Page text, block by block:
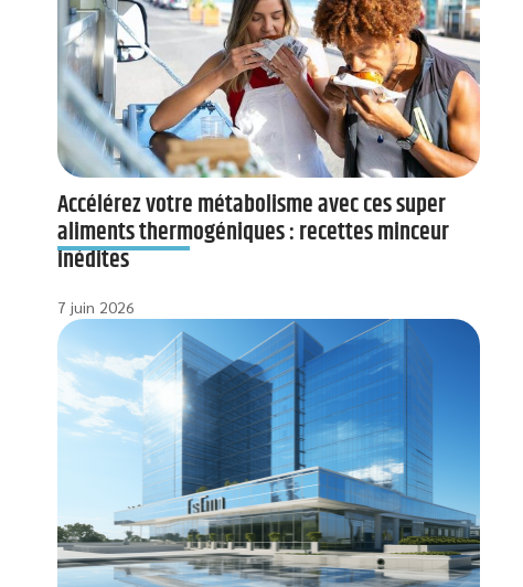
Accélérez votre métabolisme avec ces super
aliments thermogéniques : recettes minceur
inédites
7 juin 2026